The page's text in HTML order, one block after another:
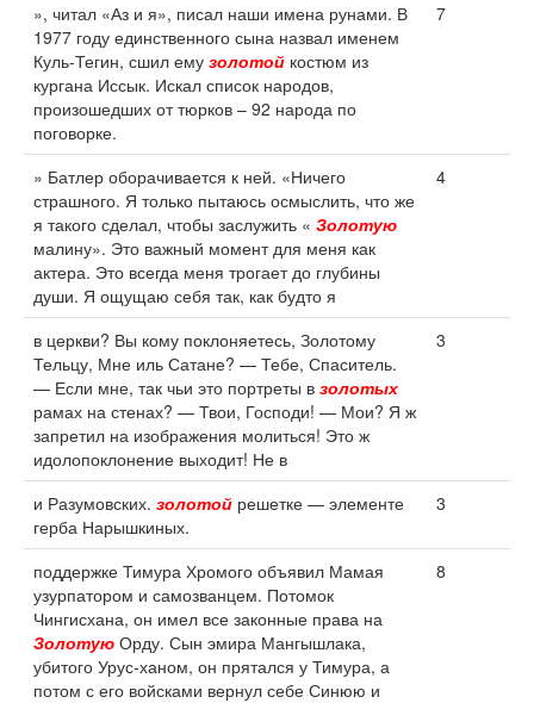
», читал «Аз и я», писал наши имена рунами. В
1977 году единственного сына назвал именем
Куль-Тегин, сшил ему золотой костюм из
кургана Иссык. Искал список народов,
произошедших от тюрков – 92 народа по
поговорке.
7
» Батлер оборачивается к ней. «Ничего
страшного. Я только пытаюсь осмыслить, что же
я такого сделал, чтобы заслужить « Золотую
малину». Это важный момент для меня как
актера. Это всегда меня трогает до глубины
души. Я ощущаю себя так, как будто я
4
в церкви? Вы кому поклоняетесь, Золотому
Тельцу, Мне иль Сатане? — Тебе, Спаситель.
— Если мне, так чьи это портреты в золотых
рамах на стенах? — Твои, Господи! — Мои? Я ж
запретил на изображения молиться! Это ж
идолопоклонение выходит! Не в
3
и Разумовских. золотой решетке — элементе
герба Нарышкиных.
3
поддержке Тимура Хромого объявил Мамая
узурпатором и самозванцем. Потомок
Чингисхана, он имел все законные права на
Золотую Орду. Сын эмира Мангышлака,
убитого Урус-ханом, он прятался у Тимура, а
потом с его войсками вернул себе Синюю и
8